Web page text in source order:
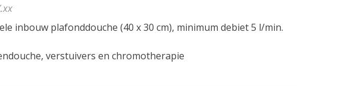
inbouw plafonddouche (40 x 30 cm), minimum debiet 5 l/min.
verstuivers en chromotherapie